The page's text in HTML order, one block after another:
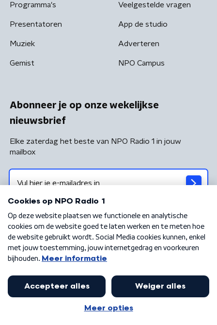
Programma's
Presentatoren
Muziek
Gemist
Veelgestelde vragen
App de studio
Adverteren
NPO Campus
Abonneer je op onze wekelijkse
nieuwsbrief
Elke zaterdag het beste van NPO Radio 1 in jouw
mailbox
Algemene voorwaarden